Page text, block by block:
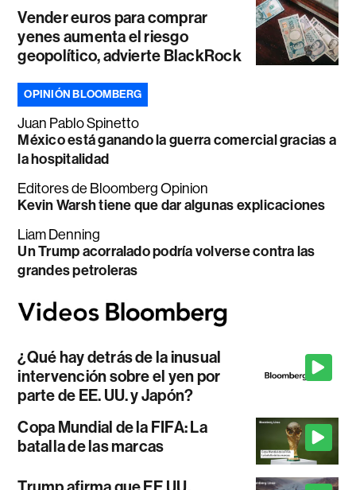
Vender euros para comprar
yenes aumenta el riesgo
geopolítico, advierte BlackRock
OPINIÓN BLOOMBERG
Juan Pablo Spinetto
México está ganando la guerra comercial gracias a
la hospitalidad
Editores de Bloomberg Opinion
Kevin Warsh tiene que dar algunas explicaciones
Liam Denning
Un Trump acorralado podría volverse contra las
grandes petroleras
¿Qué hay detrás de la inusual
intervención sobre el yen por
parte de EE. UU. y Japón?
Copa Mundial de la FIFA: La
batalla de las marcas